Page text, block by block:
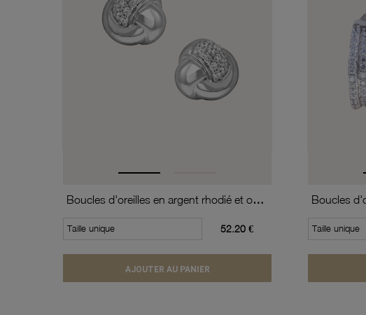
Boucles d'oreilles en argent rhodié et oxydes de zirconium
Taille unique 52.20 €
AJOUTER AU PANIER
Taille unique